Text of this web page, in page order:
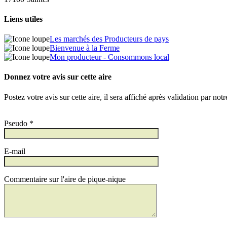
Liens utiles
Les marchés des Producteurs de pays
Bienvenue à la Ferme
Mon producteur - Consommons local
Donnez votre avis sur cette aire
Postez votre avis sur cette aire, il sera affiché après validation par
Pseudo *
E-mail
Commentaire sur l'aire de pique-nique